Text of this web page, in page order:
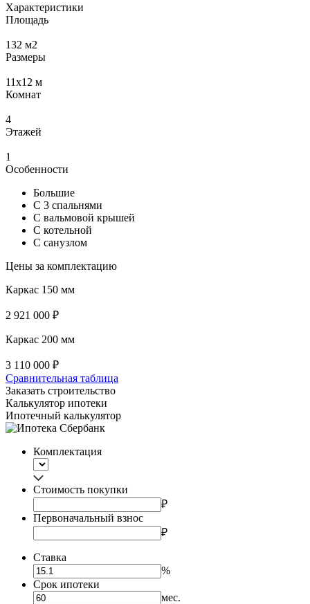
Характеристики
Площадь
132 м2
Размеры
11x12 м
Комнат
4
Этажей
1
Особенности
Большие
С 3 спальнями
С вальмовой крышей
С котельной
С санузлом
Цены за комплектацию
Каркас 150 мм
2 921 000 ₽
Каркас 200 мм
3 110 000 ₽
Сравнительная таблица
Заказать строительство
Калькулятор ипотеки
Ипотечный калькулятор
Комплектация
Стоимость покупки
₽
Первоначальный взнос
₽
Ставка
%
Срок ипотеки
мес.